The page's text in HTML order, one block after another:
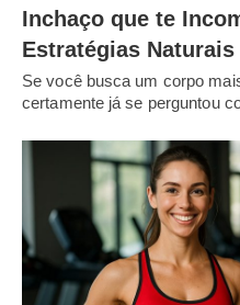
Inchaço que te
Estratégias
Se você busca um corpo
certamente já se perguntou